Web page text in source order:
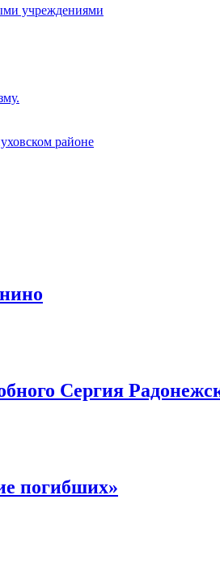
учреждениями
районе
Сергия
погибших»